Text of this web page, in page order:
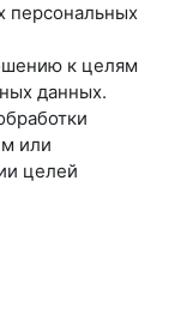
персональных
к целям
данных.
или
целей